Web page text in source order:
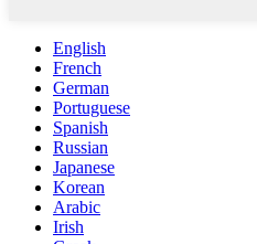
English
French
German
Portuguese
Spanish
Russian
Japanese
Korean
Arabic
Irish